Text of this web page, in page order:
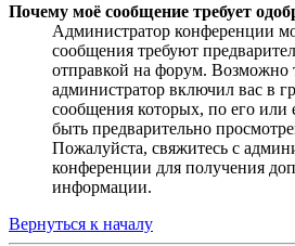
Почему моё сообщение требует
Администратор конференции
сообщения требуют
отправкой на форум. Возможно
администратор включил вас в
сообщения которых, по его
быть предварительно
Пожалуйста, свяжитесь с
конференции для получения
информации.
Вернуться к началу